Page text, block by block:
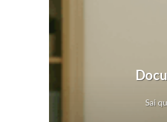
Sai